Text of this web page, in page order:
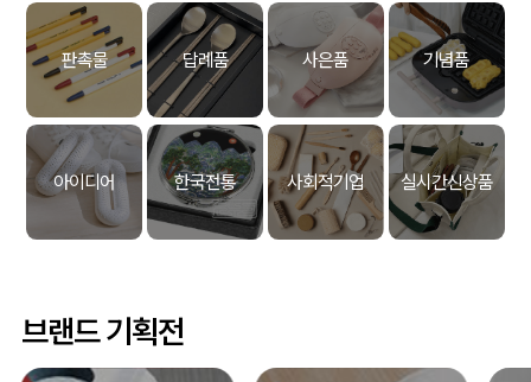
판촉물 답례품 사은품 기념품
아이디어 한국전통 사회적기업 실시간신상품
브랜드 기획전